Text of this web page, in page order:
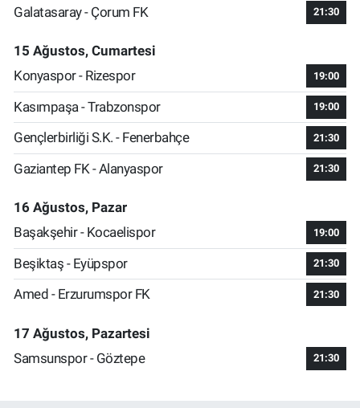
Galatasaray - Çorum FK
21:30
15 Ağustos, Cumartesi
Konyaspor - Rizespor
19:00
Kasımpaşa - Trabzonspor 19:00
Gençlerbirliği S.K. - Fenerbahçe 21:30
Gaziantep FK - Alanyaspor 21:30
16 Ağustos, Pazar
Başakşehir - Kocaelispor
19:00
Beşiktaş - Eyüpspor 21:30
Amed - Erzurumspor FK 21:30
17 Ağustos, Pazartesi
Samsunspor - Göztepe
21:30